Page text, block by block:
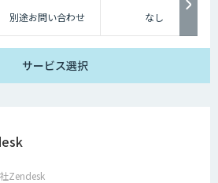
別途お問い合わせ なし
サービス選択
Zendesk